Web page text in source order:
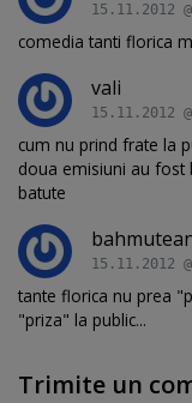
15.11.2012
comedia tanti florica
vali
15.11.2012
cum nu prind frate la
doua emisiuni au fost
batute
15.11.2012
tante florica nu prea
"priza" la public...
Trimite un